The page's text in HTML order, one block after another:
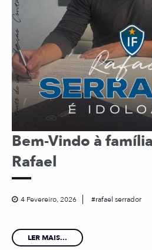
Bem-Vindo à
Rafael
4 Fevereiro, 2026 rafael serrador
LER MAIS...